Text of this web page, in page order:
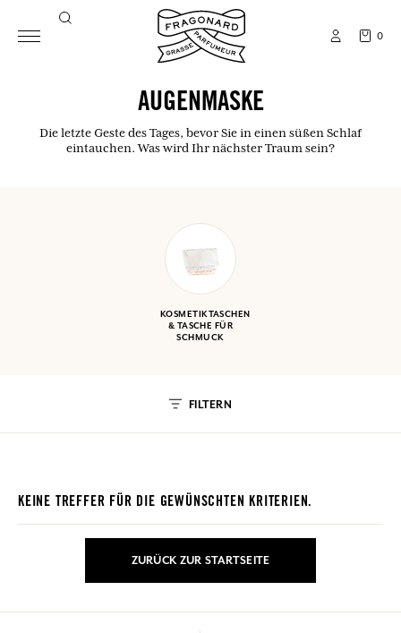
0
AUGENMASKE
Die letzte Geste des Tages, bevor Sie in einen süßen Schlaf
eintauchen. Was wird Ihr nächster Traum sein?
KOSMETIKTASCHEN
& TASCHE FÜR
SCHMUCK
FILTERN
KEINE TREFFER FÜR DIE GEWÜNSCHTEN KRITERIEN.
ZURÜCK ZUR STARTSEITE